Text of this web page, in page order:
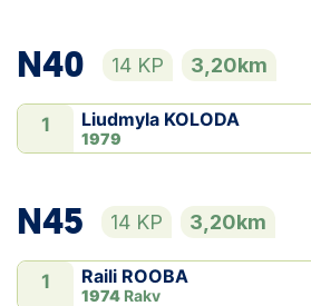
N40 14 KP 3,20km
1 Liudmyla KOLODA
1979
N45 14 KP 3,20km
1 Raili ROOBA
1974 Rakv